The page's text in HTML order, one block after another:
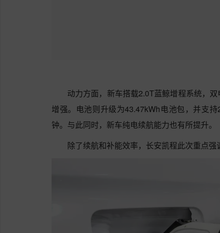
动力方面，新车搭载2.0T蓝鲸增程系统，
增强。电池则升级为43.47kWh电池包，并支
钟。与此同时，新车纯电续航能力也有所提升。
除了续航和补能效率，长安凯程此次重点